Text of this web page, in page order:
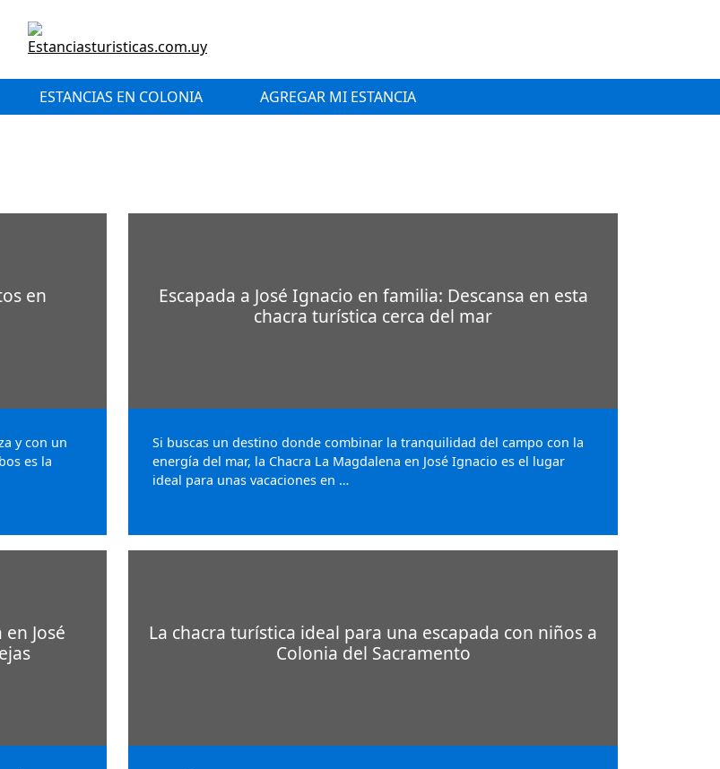
ESTANCIAS EN COLONIA AGREGAR MI ESTANCIA
en
y con un
es la
Escapada a José Ignacio en familia: Descansa en esta
chacra turística cerca del mar
Si buscas un destino donde combinar la tranquilidad del campo con la
energía del mar, la Chacra La Magdalena en José Ignacio es el lugar
ideal para unas vacaciones en …
José
La chacra turística ideal para una escapada con niños a
Colonia del Sacramento